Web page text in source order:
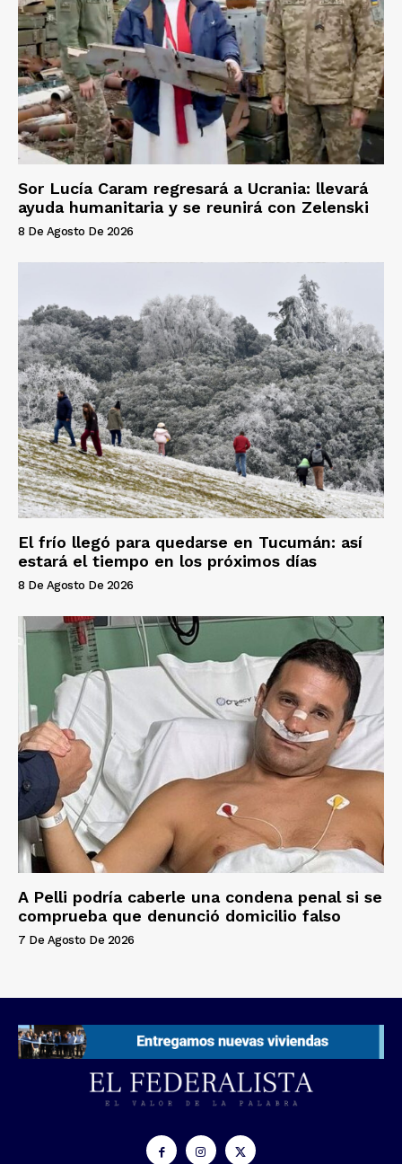
Sor Lucía Caram regresará a Ucrania: llevará
ayuda humanitaria y se reunirá con Zelenski
8 De Agosto De 2026
El frío llegó para quedarse en Tucumán: así
estará el tiempo en los próximos días
8 De Agosto De 2026
A Pelli podría caberle una condena penal si se
comprueba que denunció domicilio falso
7 De Agosto De 2026